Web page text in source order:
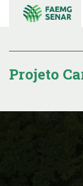
Projeto